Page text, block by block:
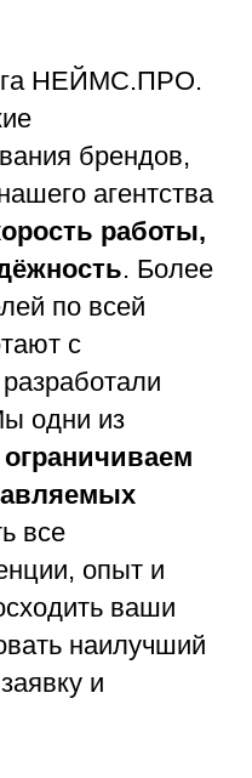
НЕЙМС.ПРО.
брендов,
агентства
работы,
. Более
по всей
с
одни из
ограничиваем
все
опыт и
ваши
наилучший
и